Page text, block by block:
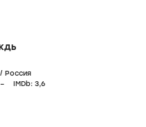
/ Россия
– IMDb: 3,6